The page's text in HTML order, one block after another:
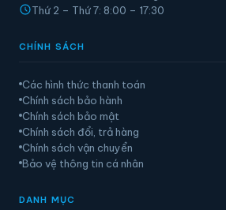
Thứ 2 – Thứ 7: 8:00 – 17:30
CHÍNH SÁCH
Các hình thức thanh toán
Chính sách bảo hành
Chính sách bảo mật
Chính sách đổi, trả hàng
Chính sách vận chuyển
Bảo vệ thông tin cá nhân
DANH MỤC